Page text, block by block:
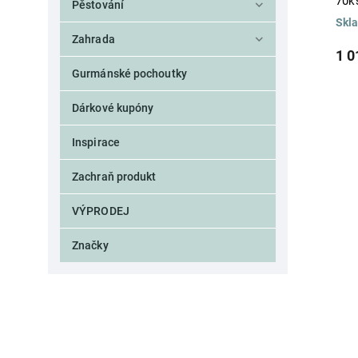
Pěstování
Zahrada
Gurmánské pochoutky
Dárkové kupóny
Inspirace
Zachraň produkt
VÝPRODEJ
Značky
1